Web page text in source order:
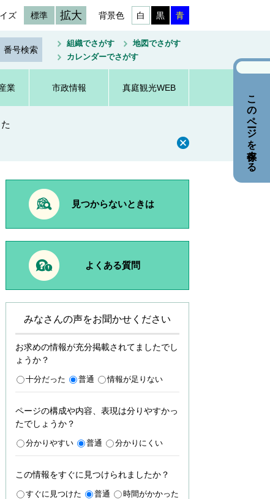
ズ 標準 拡大 背景色 白 黒 青
組織でさがす
地図でさがす
カレンダーでさがす
業 市政情報 真庭観光WEB
見つからないときは
よくある質問
みなさんの声をお聞かせください
お求めの情報が充分掲載されてましたでし
ょうか？
十分だった 普通 情報が足りない
ページの構成や内容、表現は分りやすかっ
たでしょうか？
分かりやすい 普通 分かりにくい
この情報をすぐに見つけられましたか？
すぐに見つけた 普通 時間がかかった
このページを保存する